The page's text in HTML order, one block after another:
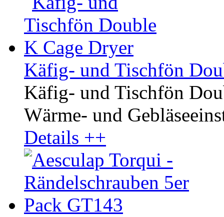
Käfig- und Tischfön
Käfig- und Tischfön
Wärme- und
Details ++